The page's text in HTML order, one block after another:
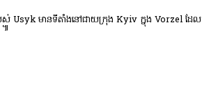
ស់ Usyk មានទីតាំងនៅជាយក្រុង Kyiv ក្នុង Vorzel ដែល
៕